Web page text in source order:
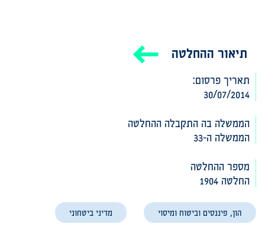
תיאור ההחלטה
תאריך פרסום:
30/07/2014
הממשלה בה התקבלה ההחלטה‎‎
הממשלה ה-33
מספר ההחלטה
החלטה 1904
הון, פיננסים וביטוח ומיסוי מדיני ביטחוני